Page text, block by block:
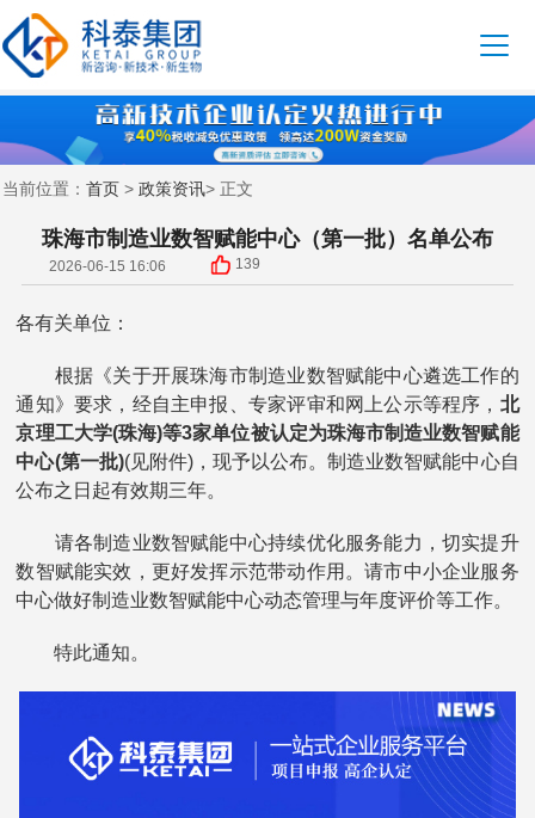
当前位置： 首页 > 政策资讯> 正文
珠海市制造业数智赋能中心（第一批）名单公布
2026-06-15 16:06 139
各有关单位：
根据《关于开展珠海市制造业数智赋能中心遴选工作的
通知》要求，经自主申报、专家评审和网上公示等程序， 北
京理工大学(珠海)等3家单位被认定为珠海市制造业数智赋能
中心(第一批)(见附件)，现予以公布。制造业数智赋能中心自
公布之日起有效期三年。
请各制造业数智赋能中心持续优化服务能力，切实提升
数智赋能实效，更好发挥示范带动作用。请市中小企业服务
中心做好制造业数智赋能中心动态管理与年度评价等工作。
特此通知。